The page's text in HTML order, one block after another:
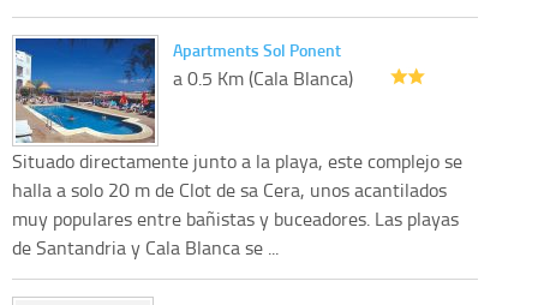
Apartments Sol Ponent
a 0.5 Km (Cala Blanca)
Situado directamente junto a la playa, este complejo se
halla a solo 20 m de Clot de sa Cera, unos acantilados
muy populares entre bañistas y buceadores. Las playas
de Santandria y Cala Blanca se ...